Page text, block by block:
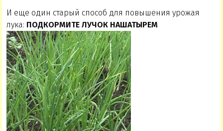
И еще один старый способ для повышения урожая
лука: ПОДКОРМИТЕ ЛУЧОК НАШАТЫРЕМ